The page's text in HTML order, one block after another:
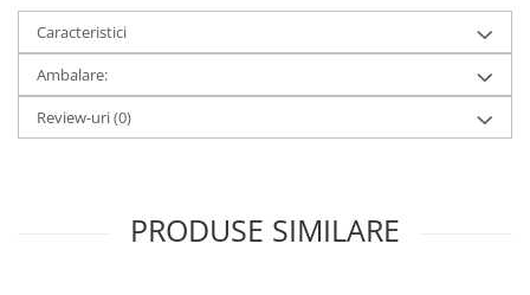
Taiere umeda si uscata
Distantieri nivelare si fixare
Distantieri cruce, tip T si penite
Distantieri pentru nivelare
Articole curatenie
Caracteristici
Ambalare:
Review-uri(0)
PRODUSE SIMILARE